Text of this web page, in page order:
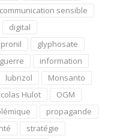
communication sensible
digital
glyphosate
guerre
information
lubrizol
Monsanto
Hulot
OGM
propagande
stratégie